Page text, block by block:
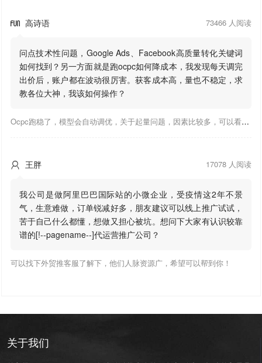
 高诗语 73466 人阅读
问点技术性问题，Google Ads、Facebook高质量转化关键词
如何找到？另一方面就是跑ocpc如何降成本，我发现每天调完
出价后，账户都在波动很厉害。获客成本高，量也不稳定，求
教各位大神，我该如何操作？
Ocpc跑稳了，模型会自动调优，关于起量问题，因素比较多，可以看下靠谱推大神出的干货文章，都是经验总结，应该可以找到对应解决。
 王胖 17078 人阅读
我公司是做阿里巴巴国际站的小微企业，受疫情这2年不景
气，生意难做，订单锐减好多，朋友建议可以线上推广试试，
苦于自己什么都懂，想做又担心被坑。想问下大家有认识较靠
谱的[!--pagename--]代运营推广公司？
可以找下外贸推客服了解下，他们人脉资源广，希望可以帮到你！
关于我们